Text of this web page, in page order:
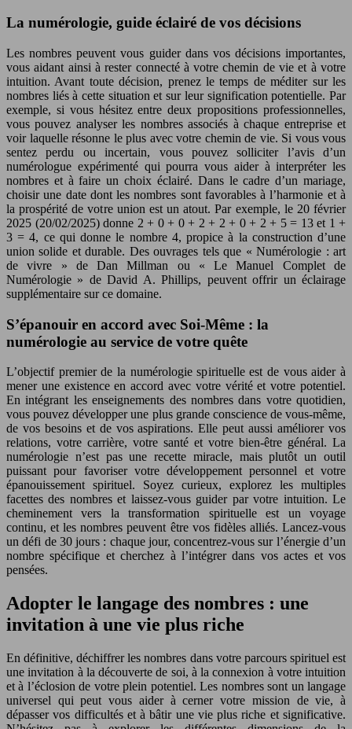
La numérologie, guide éclairé de vos décisions
Les nombres peuvent vous guider dans vos décisions importantes,
vous aidant ainsi à rester connecté à votre chemin de vie et à votre
intuition. Avant toute décision, prenez le temps de méditer sur les
nombres liés à cette situation et sur leur signification potentielle. Par
exemple, si vous hésitez entre deux propositions professionnelles,
vous pouvez analyser les nombres associés à chaque entreprise et
voir laquelle résonne le plus avec votre chemin de vie. Si vous vous
sentez perdu ou incertain, vous pouvez solliciter l’avis d’un
numérologue expérimenté qui pourra vous aider à interpréter les
nombres et à faire un choix éclairé. Dans le cadre d’un mariage,
choisir une date dont les nombres sont favorables à l’harmonie et à
la prospérité de votre union est un atout. Par exemple, le 20 février
2025 (20/02/2025) donne 2 + 0 + 0 + 2 + 2 + 0 + 2 + 5 = 13 et 1 +
3 = 4, ce qui donne le nombre 4, propice à la construction d’une
union solide et durable. Des ouvrages tels que « Numérologie : art
de vivre » de Dan Millman ou « Le Manuel Complet de
Numérologie » de David A. Phillips, peuvent offrir un éclairage
supplémentaire sur ce domaine.
S’épanouir en accord avec Soi-Même : la
numérologie au service de votre quête
L’objectif premier de la numérologie spirituelle est de vous aider à
mener une existence en accord avec votre vérité et votre potentiel.
En intégrant les enseignements des nombres dans votre quotidien,
vous pouvez développer une plus grande conscience de vous-même,
de vos besoins et de vos aspirations. Elle peut aussi améliorer vos
relations, votre carrière, votre santé et votre bien-être général. La
numérologie n’est pas une recette miracle, mais plutôt un outil
puissant pour favoriser votre développement personnel et votre
épanouissement spirituel. Soyez curieux, explorez les multiples
facettes des nombres et laissez-vous guider par votre intuition. Le
cheminement vers la transformation spirituelle est un voyage
continu, et les nombres peuvent être vos fidèles alliés. Lancez-vous
un défi de 30 jours : chaque jour, concentrez-vous sur l’énergie d’un
nombre spécifique et cherchez à l’intégrer dans vos actes et vos
pensées.
Adopter le langage des nombres : une
invitation à une vie plus riche
En définitive, déchiffrer les nombres dans votre parcours spirituel est
une invitation à la découverte de soi, à la connexion à votre intuition
et à l’éclosion de votre plein potentiel. Les nombres sont un langage
universel qui peut vous aider à cerner votre mission de vie, à
dépasser vos difficultés et à bâtir une vie plus riche et significative.